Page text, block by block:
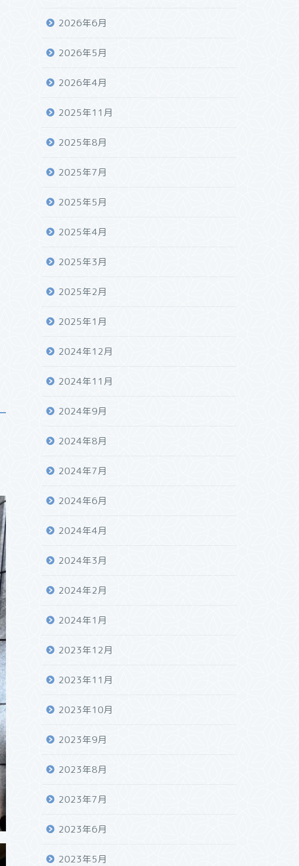
2026年6月
2026年5月
2026年4月
2025年11月
2025年8月
2025年7月
2025年5月
2025年4月
2025年3月
2025年2月
2025年1月
2024年12月
2024年11月
2024年9月
2024年8月
2024年7月
2024年6月
2024年4月
2024年3月
2024年2月
2024年1月
2023年12月
2023年11月
2023年10月
2023年9月
2023年8月
2023年7月
2023年6月
2023年5月